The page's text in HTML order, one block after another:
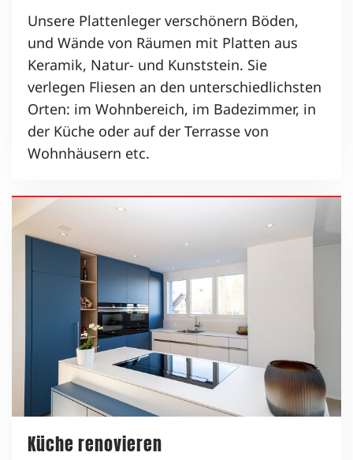
Unsere Plattenleger verschönern Böden,
und Wände von Räumen mit Platten aus
Keramik, Natur- und Kunststein. Sie
verlegen Fliesen an den unterschiedlichsten
Orten: im Wohnbereich, im Badezimmer, in
der Küche oder auf der Terrasse von
Wohnhäusern etc.
Küche renovieren